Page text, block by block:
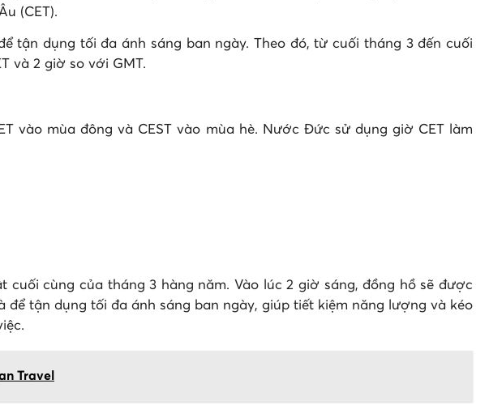
(CET).
tận dụng tối đa ánh sáng ban ngày. Theo đó, từ cuối tháng 3 đến cuối
và 2 giờ so với GMT.
vào mùa đông và CEST vào mùa hè. Nước Đức sử dụng giờ CET làm
cuối cùng của tháng 3 hàng năm. Vào lúc 2 giờ sáng, đồng hồ sẽ được
tận dụng tối đa ánh sáng ban ngày, giúp tiết kiệm năng lượng và kéo
Travel